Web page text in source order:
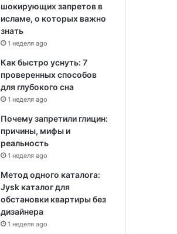
шокирующих запретов в
исламе, о которых важно
знать
1 неделя ago
Как быстро уснуть: 7
проверенных способов
для глубокого сна
1 неделя ago
Почему запретили глицин:
причины, мифы и
реальность
1 неделя ago
Метод одного каталога:
Jysk каталог для
обстановки квартиры без
дизайнера
1 неделя ago